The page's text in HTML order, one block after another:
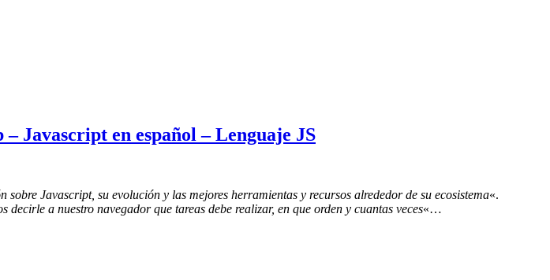
Javascript en español – Lenguaje JS
sobre Javascript, su evolución y las mejores herramientas y recursos alrededor de su ecosistema«.
a nuestro navegador que tareas debe realizar, en que orden y cuantas veces«…